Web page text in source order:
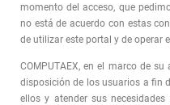
momento del acceso, que
no está de acuerdo con estas
de utilizar este portal y de operar
COMPUTAEX, en el marco de
disposición de los usuarios a fin
ellos y atender sus